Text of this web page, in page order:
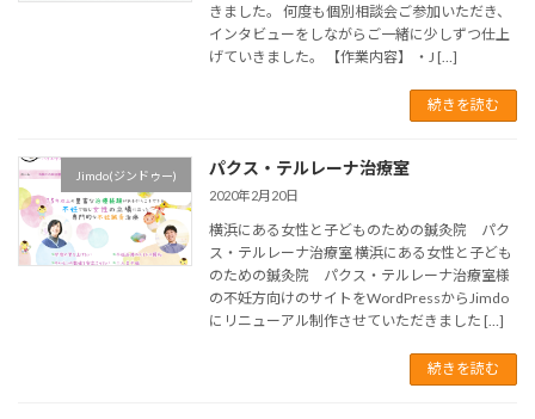
きました。 何度も個別相談会ご参加いただき、
インタビューをしながらご一緒に少しずつ仕上
げていきました。 【作業内容】 ・J […]
続きを読む
Jimdo(ジンドゥー) パクス・テルレーナ治療室
2020年2月20日
横浜にある女性と子どものための鍼灸院 パク
ス・テルレーナ治療室 横浜にある女性と子ども
のための鍼灸院 パクス・テルレーナ治療室様
の不妊方向けのサイトをWordPressからJimdo
にリニューアル制作させていただきました […]
続きを読む